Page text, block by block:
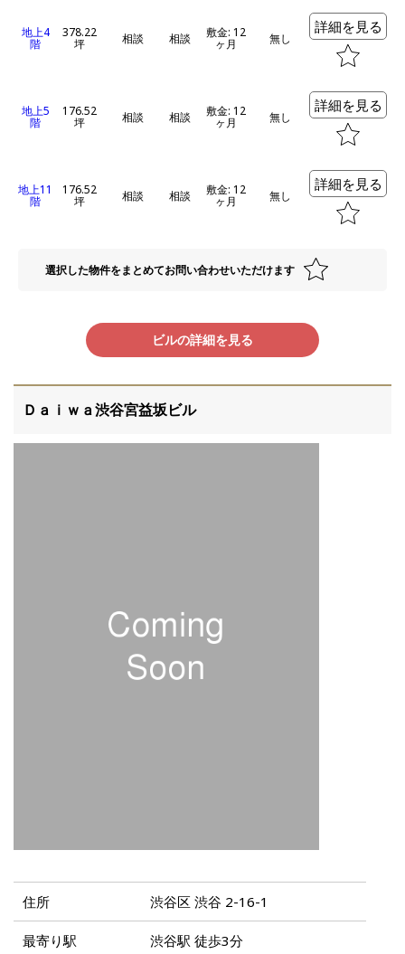
地上4
階
378.22
坪 相談 相談 敷金: 12
ヶ月 無し
詳細を見る
地上5
階
176.52
坪 相談 相談 敷金: 12
ヶ月 無し
詳細を見る
地上11
階
176.52
坪 相談 相談 敷金: 12
ヶ月 無し
詳細を見る
選択した物件をまとめてお問い合わせいただけます
ビルの詳細を見る
Ｄａｉｗａ渋谷宮益坂ビル
住所 渋谷区 渋谷 2-16-1
最寄り駅 渋谷駅 徒歩3分